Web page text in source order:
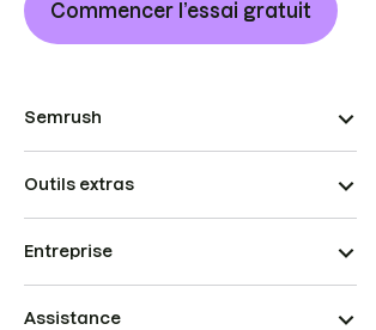
Commencer l’essai gratuit
Semrush
Outils extras
Entreprise
Assistance